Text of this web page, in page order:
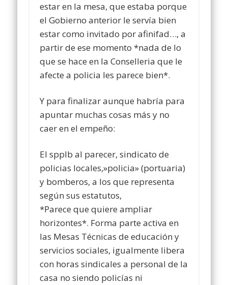
estar en la mesa, que estaba porque
el Gobierno anterior le servía bien
estar como invitado por afinifad…, a
partir de ese momento *nada de lo
que se hace en la Conselleria que le
afecte a policia les parece bien*.
Y para finalizar aunque habría para
apuntar muchas cosas más y no
caer en el empeño:
El spplb al parecer, sindicato de
policias locales,»policia» (portuaria)
y bomberos, a los que representa
según sus estatutos,
*Parece que quiere ampliar
horizontes*. Forma parte activa en
las Mesas Técnicas de educación y
servicios sociales, igualmente libera
con horas sindicales a personal de la
casa no siendo policías ni